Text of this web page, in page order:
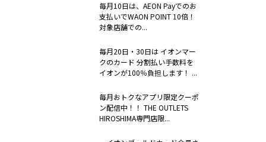
毎月10日は、AEON Payでのお
支払いでWAON POINT 10倍！
対象店舗での...
毎月20日・30日は イオンマー
クのカード 分割払い手数料を
イオンが100％負担します！ ...
毎月おトクなアプリ限定クーポ
ン配信中！！ THE OUTLETS
HIROSHIMA専門店限...